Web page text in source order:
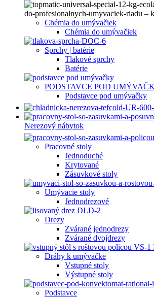
Chémia do umývačiek
Chémia do umývačiek
Sprchy | batérie
Tlakové sprchy
Batérie
PODSTAVCE POD
Podstavce pod umývačky
Nerezový nábytok
Pracovné stoly
Jednoduché
Krytované
Zásuvkové stoly
Umývacie stoly
Jednodrezové
Drezy
Zvárané jednodrezy
Zvárané dvojdrezy
Dráhy k umývačke
Vstupné stoly
Výstupné stoly
Podstavce